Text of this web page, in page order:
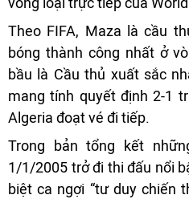
Theo FIFA, Maza là cầu
bóng thành công nhất ở
bầu là Cầu thủ xuất sắc
mang tính quyết định 2-1
Algeria đoạt vé đi tiếp.
Trong bản tổng kết
1/1/2005 trở đi thi đấu nổi
biệt ca ngợi “tư duy chiến